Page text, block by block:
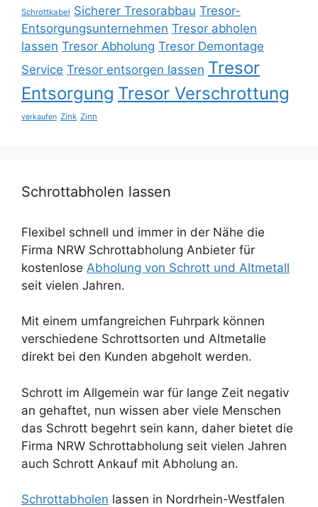
Schrottkabel Sicherer Tresorabbau Tresor-
Entsorgungsunternehmen Tresor abholen
lassen Tresor Abholung Tresor Demontage
Service Tresor entsorgen lassen Tresor
Entsorgung Tresor Verschrottung
verkaufen Zink Zinn
Schrottabholen lassen
Flexibel schnell und immer in der Nähe die
Firma NRW Schrottabholung Anbieter für
kostenlose Abholung von Schrott und Altmetall
seit vielen Jahren.
Mit einem umfangreichen Fuhrpark können
verschiedene Schrottsorten und Altmetalle
direkt bei den Kunden abgeholt werden.
Schrott im Allgemein war für lange Zeit negativ
an gehaftet, nun wissen aber viele Menschen
das Schrott begehrt sein kann, daher bietet die
Firma NRW Schrottabholung seit vielen Jahren
auch Schrott Ankauf mit Abholung an.
Schrottabholen lassen in Nordrhein-Westfalen